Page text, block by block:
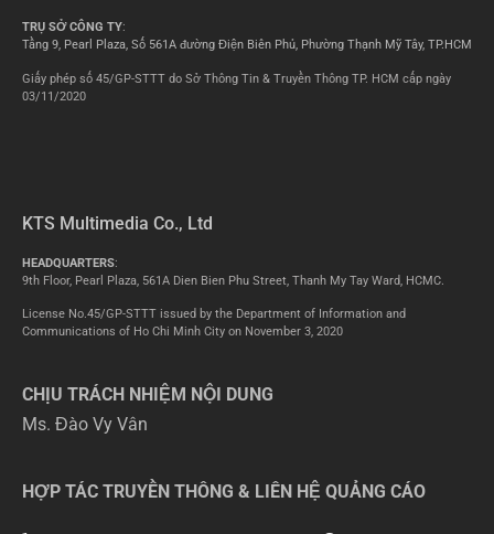
TRỤ SỞ CÔNG TY:
Tầng 9, Pearl Plaza, Số 561A đường Điện Biên Phủ, Phường Thạnh Mỹ Tây, TP.HCM
Giấy phép số 45/GP-STTT do Sở Thông Tin & Truyền Thông TP. HCM cấp ngày
03/11/2020
KTS Multimedia Co., Ltd
HEADQUARTERS:
9th Floor, Pearl Plaza, 561A Dien Bien Phu Street, Thanh My Tay Ward, HCMC.
License No.45/GP-STTT issued by the Department of Information and
Communications of Ho Chi Minh City on November 3, 2020
CHỊU TRÁCH NHIỆM NỘI DUNG
Ms. Đào Vy Vân
HỢP TÁC TRUYỀN THÔNG & LIÊN HỆ QUẢNG CÁO